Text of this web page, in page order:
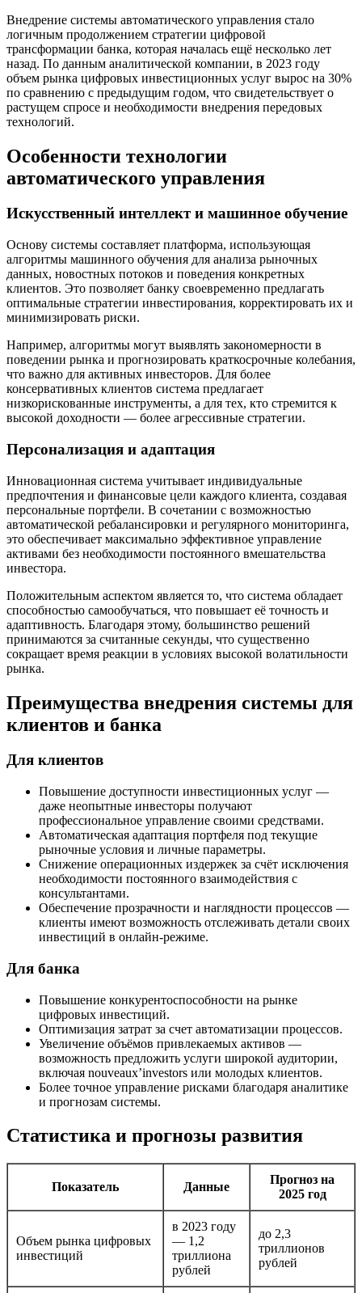
Внедрение системы автоматического управления стало
логичным продолжением стратегии цифровой
трансформации банка, которая началась ещё несколько лет
назад. По данным аналитической компании, в 2023 году
объем рынка цифровых инвестиционных услуг вырос на 30%
по сравнению с предыдущим годом, что свидетельствует о
растущем спросе и необходимости внедрения передовых
технологий.
Особенности технологии
автоматического управления
Искусственный интеллект и машинное обучение
Основу системы составляет платформа, использующая
алгоритмы машинного обучения для анализа рыночных
данных, новостных потоков и поведения конкретных
клиентов. Это позволяет банку своевременно предлагать
оптимальные стратегии инвестирования, корректировать их и
минимизировать риски.
Например, алгоритмы могут выявлять закономерности в
поведении рынка и прогнозировать краткосрочные колебания,
что важно для активных инвесторов. Для более
консервативных клиентов система предлагает
низкорискованные инструменты, а для тех, кто стремится к
высокой доходности — более агрессивные стратегии.
Персонализация и адаптация
Инновационная система учитывает индивидуальные
предпочтения и финансовые цели каждого клиента, создавая
персональные портфели. В сочетании с возможностью
автоматической ребалансировки и регулярного мониторинга,
это обеспечивает максимально эффективное управление
активами без необходимости постоянного вмешательства
инвестора.
Положительным аспектом является то, что система обладает
способностью самообучаться, что повышает её точность и
адаптивность. Благодаря этому, большинство решений
принимаются за считанные секунды, что существенно
сокращает время реакции в условиях высокой волатильности
рынка.
Преимущества внедрения системы для
клиентов и банка
Для клиентов
Повышение доступности инвестиционных услуг —
даже неопытные инвесторы получают
профессиональное управление своими средствами.
Автоматическая адаптация портфеля под текущие
рыночные условия и личные параметры.
Снижение операционных издержек за счёт исключения
необходимости постоянного взаимодействия с
консультантами.
Обеспечение прозрачности и наглядности процессов —
клиенты имеют возможность отслеживать детали своих
инвестиций в онлайн-режиме.
Для банка
Повышение конкурентоспособности на рынке
цифровых инвестиций.
Оптимизация затрат за счет автоматизации процессов.
Увеличение объёмов привлекаемых активов —
возможность предложить услуги широкой аудитории,
включая nouveaux’investors или молодых клиентов.
Более точное управление рисками благодаря аналитике
и прогнозам системы.
Статистика и прогнозы развития
Показатель Данные
Прогноз на
2025 год
Объем рынка цифровых
инвестиций
в 2023 году
— 1,2
триллиона
рублей
до 2,3
триллионов
рублей